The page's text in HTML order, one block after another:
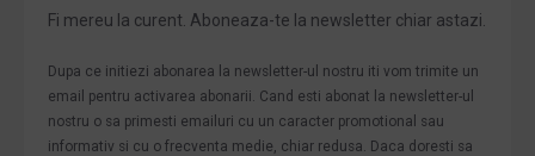
Fi mereu la curent. Aboneaza-te la newsletter chiar astazi.
Dupa ce initiezi abonarea la newsletter-ul nostru iti vom trimite un
email pentru activarea abonarii. Cand esti abonat la newsletter-ul
nostru o sa primesti emailuri cu un caracter promotional sau
informativ si cu o frecventa medie, chiar redusa. Daca doresti sa